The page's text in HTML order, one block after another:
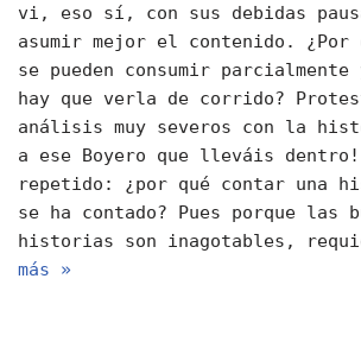
vi, eso sí, con sus debidas
asumir mejor el contenido.
se pueden consumir
hay que verla de corrido?
análisis muy severos con la
a ese Boyero que lleváis
repetido: ¿por qué contar una
se ha contado? Pues porque las
historias son inagotables,
más »